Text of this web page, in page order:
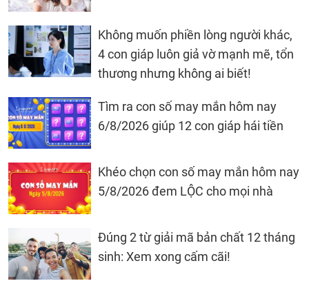
Không muốn phiền lòng người khác,
4 con giáp luôn giả vờ mạnh mẽ, tổn
thương nhưng không ai biết!
Tìm ra con số may mắn hôm nay
6/8/2026 giúp 12 con giáp hái tiền
Khéo chọn con số may mắn hôm nay
5/8/2026 đem LỘC cho mọi nhà
Đúng 2 từ giải mã bản chất 12 tháng
sinh: Xem xong cấm cãi!